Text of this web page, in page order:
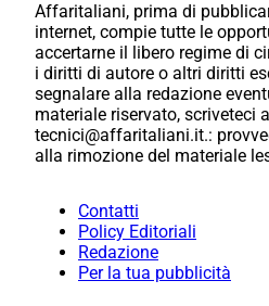
Affaritaliani, prima di
internet, compie tutte le
accertarne il libero regime di
i diritti di autore o altri diritti
segnalare alla redazione
materiale riservato, scriveteci a
tecnici@affaritaliani.it.:
alla rimozione del materiale
Contatti
Policy Editoriali
Redazione
Per la tua pubblicità